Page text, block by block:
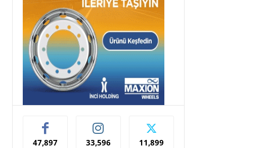
47,897 33,596 11,899